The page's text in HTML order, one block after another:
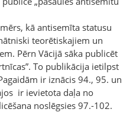
kā antisemīta statusu
teorētiskajiem un
Pērn Vācijā sāka publicēt
To publikācija ietilpst
ir iznācis 94., 95. un
ir ievietota daļa no
noslēgsies 97.-102.